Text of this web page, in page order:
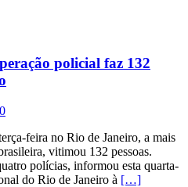
policial faz 132
0
feira no Rio de Janeiro, a mais
vitimou 132 pessoas.
polícias, informou esta quarta-
do Rio de Janeiro à […]